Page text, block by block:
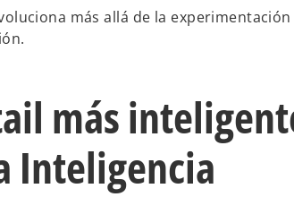
más allá de la experimentación
más
Inteligencia